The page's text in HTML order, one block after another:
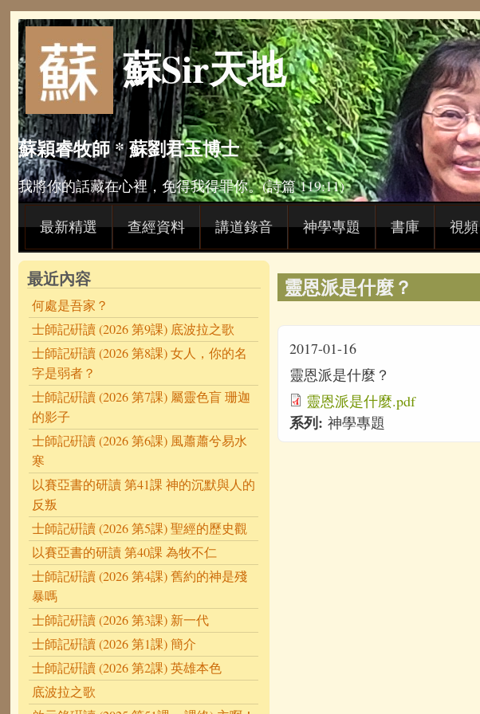
Skip to main content
蘇Sir天地
蘇穎睿牧師 * 蘇劉君玉博士
我將你的話藏在心裡，免得我得罪你。(詩篇 119:11)
最新精選 查經資料 講道錄音 神學專題 書庫 視頻
靈恩派是什麼？
2017-01-16
靈恩派是什麼？
靈恩派是什麼.pdf
系列: 神學專題
最近內容
何處是吾家？
士師記硏讀 (2026 第9課) 底波拉之歌
士師記硏讀 (2026 第8課) 女人，你的名
字是弱者？
士師記硏讀 (2026 第7課) 屬靈色盲 珊迦
的影子
士師記硏讀 (2026 第6課) 風蕭蕭兮易水
寒
以賽亞書的研讀 第41課 神的沉默與人的
反叛
士師記硏讀 (2026 第5課) 聖經的歷史觀
以賽亞書的研讀 第40課 為牧不仁
士師記硏讀 (2026 第4課) 舊約的神是殘
暴嗎
士師記硏讀 (2026 第3課) 新一代
士師記硏讀 (2026 第1課) 簡介
士師記硏讀 (2026 第2課) 英雄本色
底波拉之歌